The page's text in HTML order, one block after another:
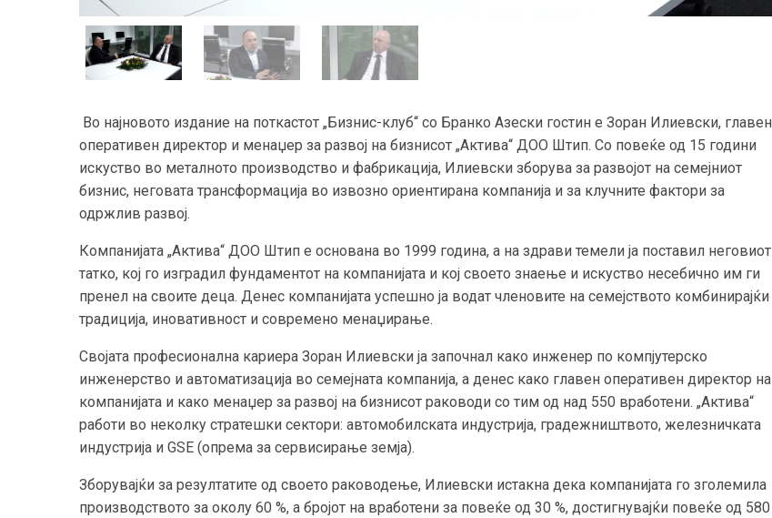
Во најновото издание на поткастот „Бизнис-клуб“ со Бранко Азески гостин е Зоран Илиевски, главен
оперативен директор и менаџер за развој на бизнисот „Актива“ ДОО Штип. Со повеќе од 15 години
искуство во металното производство и фабрикација, Илиевски зборува за развојот на семејниот
бизнис, неговата трансформација во извозно ориентирана компанија и за клучните фактори за
одржлив развој.
Компанијата „Актива“ ДОО Штип е основана во 1999 година, а на здрави темели ја поставил неговиот
татко, кој го изградил фундаментот на компанијата и кој своето знаење и искуство несебично им ги
пренел на своите деца. Денес компанијата успешно ја водат членовите на семејството комбинирајќи
традиција, иновативност и современо менаџирање.
Својата професионална кариера Зоран Илиевски ја започнал како инженер по компјутерско
инженерство и автоматизација во семејната компанија, а денес како главен оперативен директор на
компанијата и како менаџер за развој на бизнисот раководи со тим од над 550 вработени. „Актива“
работи во неколку стратешки сектори: автомобилската индустрија, градежништвото, железничката
индустрија и GSE (опрема за сервисирање земја).
Зборувајќи за резултатите од своето раководење, Илиевски истакна дека компанијата го зголемила
производството за околу 60 %, а бројот на вработени за повеќе од 30 %, достигнувајќи повеќе од 580